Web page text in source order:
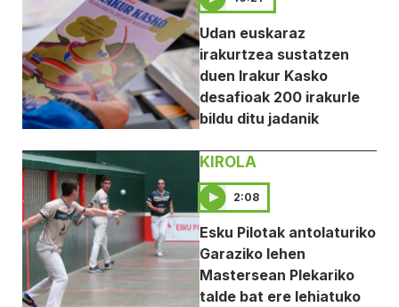
Udan euskaraz
irakurtzea sustatzen
duen Irakur Kasko
desafioak 200 irakurle
bildu ditu jadanik
KIROLA
2:08
Esku Pilotak antolaturiko
Garaziko lehen
Mastersean Plekariko
talde bat ere lehiatuko